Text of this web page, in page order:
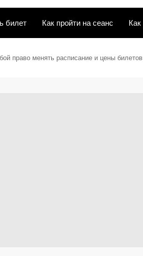
билет Как пройти на сеанс Как
право менять расписание и цены